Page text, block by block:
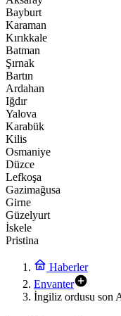
Bayburt
Karaman
Kırıkkale
Batman
Şırnak
Bartın
Ardahan
Iğdır
Yalova
Karabük
Kilis
Osmaniye
Düzce
Lefkoşa
Gazimağusa
Girne
Güzelyurt
İskele
Pristina
Haberler
Envanter
İngiliz ordusu son